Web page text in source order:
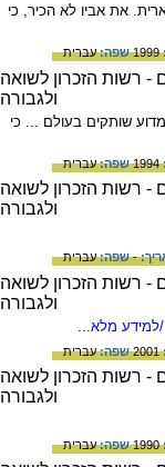
את אביו לא הכיר, כי
1999 שפה:עברית
"אני משתומם מדוע שותקים בעולם ... כי
1994 שפה:עברית
-שפה:עברית
/למידע מלא...
2001 שפה:עברית
1990 שפה:עברית